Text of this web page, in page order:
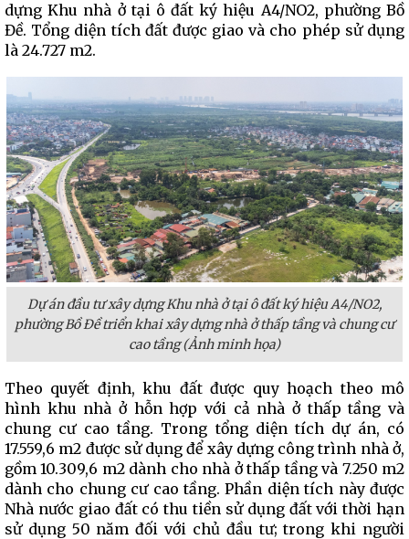
dựng Khu nhà ở tại ô đất ký hiệu A4/NO2, phường Bồ
Đề. Tổng diện tích đất được giao và cho phép sử dụng
là 24.727 m2.
Dự án đầu tư xây dựng Khu nhà ở tại ô đất ký hiệu A4/NO2,
phường Bồ Đề triển khai xây dựng nhà ở thấp tầng và chung cư
cao tầng (Ảnh minh họa)
Theo quyết định, khu đất được quy hoạch theo mô
hình khu nhà ở hỗn hợp với cả nhà ở thấp tầng và
chung cư cao tầng. Trong tổng diện tích dự án, có
17.559,6 m2 được sử dụng để xây dựng công trình nhà ở,
gồm 10.309,6 m2 dành cho nhà ở thấp tầng và 7.250 m2
dành cho chung cư cao tầng. Phần diện tích này được
Nhà nước giao đất có thu tiền sử dụng đất với thời hạn
sử dụng 50 năm đối với chủ đầu tư; trong khi người